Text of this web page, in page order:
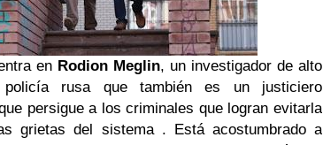
en Rodion Meglin, un investigador de alto
rusa que también es un justiciero
persigue a los criminales que logran evitarla
grietas del sistema . Está acostumbrado a